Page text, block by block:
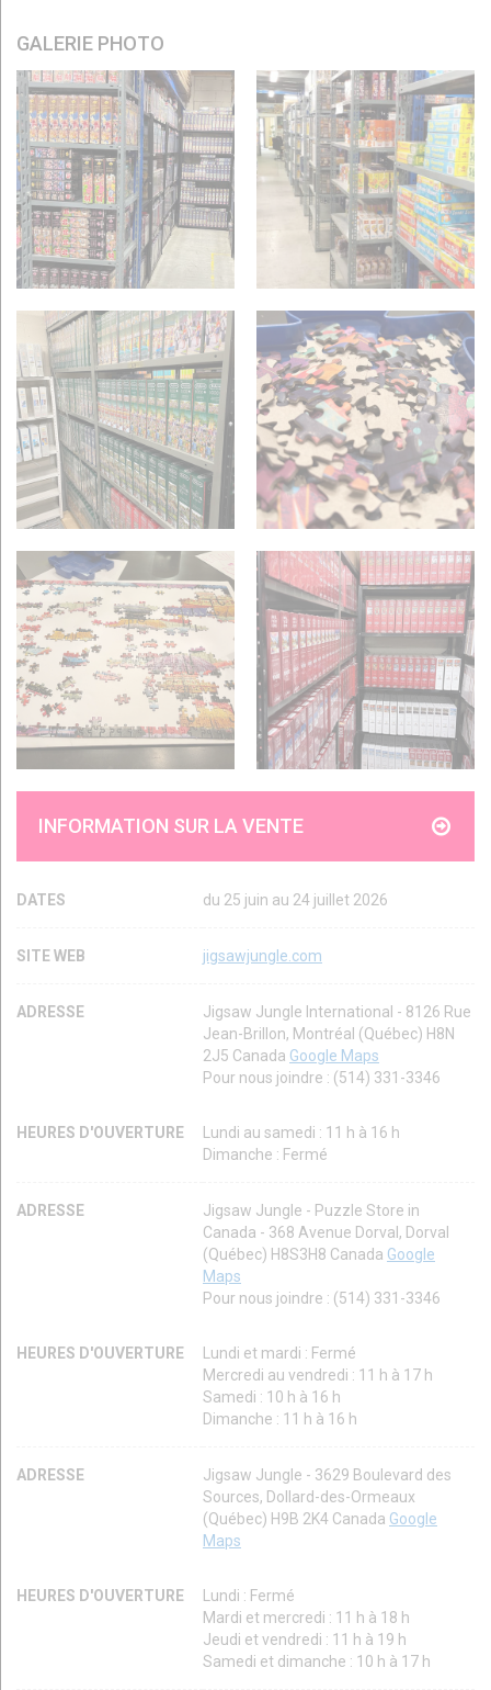
GALERIE PHOTO
INFORMATION SUR LA VENTE
DATES du 25 juin au 24 juillet 2026
SITE WEB jigsawjungle.com
ADRESSE
Jigsaw Jungle International - 8126 Rue
Jean-Brillon, Montréal (Québec) H8N
2J5 Canada Google Maps
Pour nous joindre : (514) 331-3346
HEURES D'OUVERTURE
Lundi au samedi : 11 h à 16 h
Dimanche : Fermé
ADRESSE
Jigsaw Jungle - Puzzle Store in
Canada - 368 Avenue Dorval, Dorval
(Québec) H8S3H8 Canada Google
Maps
Pour nous joindre : (514) 331-3346
HEURES D'OUVERTURE
Lundi et mardi : Fermé
Mercredi au vendredi : 11 h à 17 h
Samedi : 10 h à 16 h
Dimanche : 11 h à 16 h
ADRESSE
Jigsaw Jungle - 3629 Boulevard des
Sources, Dollard-des-Ormeaux
(Québec) H9B 2K4 Canada Google
Maps
HEURES D'OUVERTURE
Lundi : Fermé
Mardi et mercredi : 11 h à 18 h
Jeudi et vendredi : 11 h à 19 h
Samedi et dimanche : 10 h à 17 h